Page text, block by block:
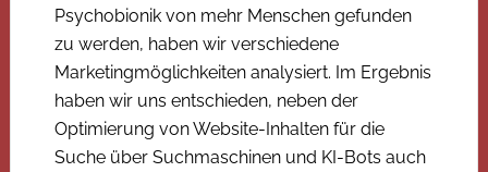
Psychobionik von mehr Menschen gefunden
zu werden, haben wir verschiedene
Marketingmöglichkeiten analysiert. Im Ergebnis
haben wir uns entschieden, neben der
Optimierung von Website-Inhalten für die
Suche über Suchmaschinen und KI-Bots auch